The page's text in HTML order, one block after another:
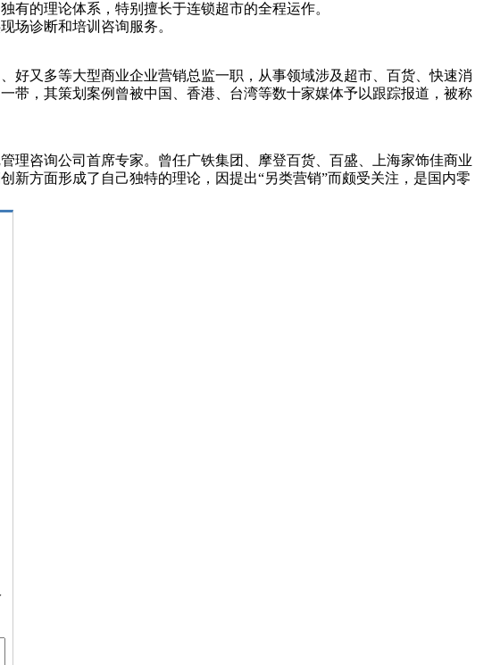
有的理论体系，特别擅长于连锁超市的全程运作。
场诊断和培训咨询服务。
好又多等大型商业企业营销总监一职，从事领域涉及超市、百货、快速消
带，其策划案例曾被中国、香港、台湾等数十家媒体予以跟踪报道，被称
理咨询公司首席专家。曾任广铁集团、摩登百货、百盛、上海家饰佳商业
方面形成了自己独特的理论，因提出“另类营销”而颇受关注，是国内零